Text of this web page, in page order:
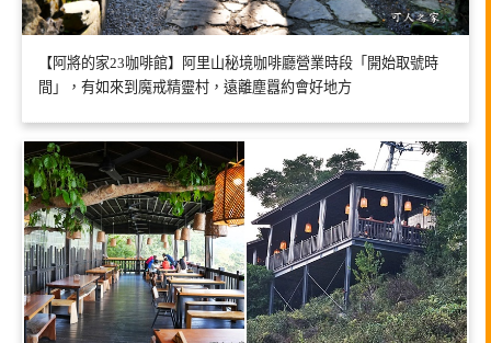
【阿將的家23咖啡館】阿里山秘境咖啡廳營業時段「開始取號時
間」，有如來到魔戒精靈村，遠離塵囂約會好地方